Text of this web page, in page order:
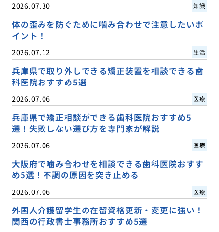
2026.07.30 知識
体の歪みを防ぐために噛み合わせで注意したいポ
イント！
2026.07.12 生活
兵庫県で取り外しできる矯正装置を相談できる歯
科医院おすすめ5選
2026.07.06 医療
兵庫県で矯正相談ができる歯科医院おすすめ5
選！失敗しない選び方を専門家が解説
2026.07.06 医療
大阪府で噛み合わせを相談できる歯科医院おすす
め5選！不調の原因を突き止める
2026.07.06 医療
外国人介護留学生の在留資格更新・変更に強い！
関西の行政書士事務所おすすめ5選